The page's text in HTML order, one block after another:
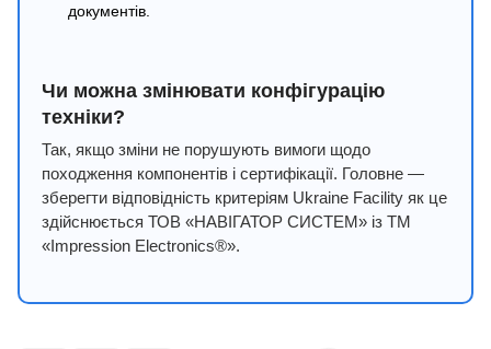
документів.
Чи можна змінювати конфігурацію
техніки?
Так, якщо зміни не порушують вимоги щодо
походження компонентів і сертифікації. Головне —
зберегти відповідність критеріям Ukraine Facility як це
здійснюється ТОВ «НАВІГАТОР СИСТЕМ» із ТМ
«Impression Electronics®».